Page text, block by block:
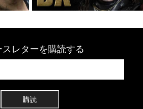
スレターを購読する
購読